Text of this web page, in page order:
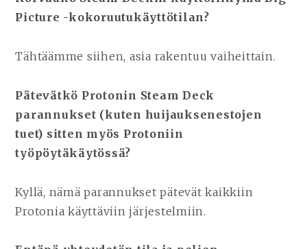
Picture -kokoruutukäyttötilan?
Tähtäämme siihen, asia rakentuu vaiheittain.
Pätevätkö Protonin Steam Deck
parannukset (kuten huijauksenestojen
tuet) sitten myös Protoniin
työpöytäkäytössä?
Kyllä, nämä parannukset pätevät kaikkiin
Protonia käyttäviin järjestelmiin.